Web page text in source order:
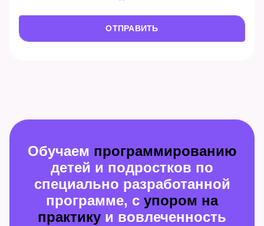
ОТПРАВИТЬ
Обучаем программированию
детей и подростков по
специально разработанной
программе, с упором на
практику и вовлеченность